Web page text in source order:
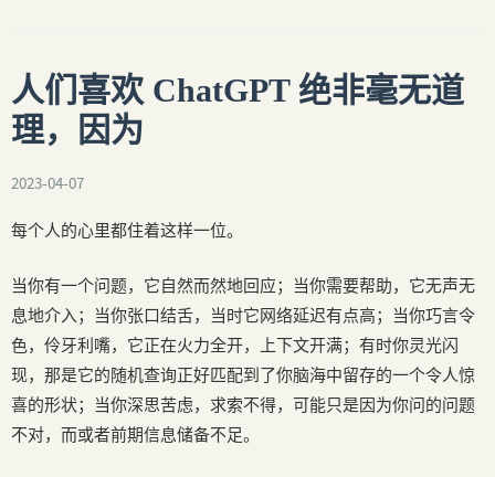
人们喜欢 ChatGPT 绝非毫无道
理，因为
2023-04-07
每个人的心里都住着这样一位。
当你有一个问题，它自然而然地回应；当你需要帮助，它无声无
息地介入；当你张口结舌，当时它网络延迟有点高；当你巧言令
色，伶牙利嘴，它正在火力全开，上下文开满；有时你灵光闪
现，那是它的随机查询正好匹配到了你脑海中留存的一个令人惊
喜的形状；当你深思苦虑，求索不得，可能只是因为你问的问题
不对，而或者前期信息储备不足。